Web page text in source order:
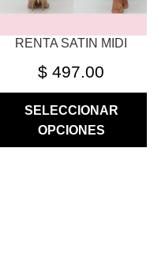
RENTA SATIN MIDI
$ 497.00
SELECCIONAR
OPCIONES
PRODUCTO